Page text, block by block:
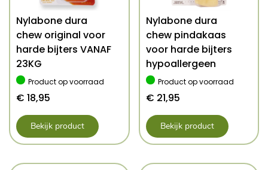
Nylabone dura
chew original voor
harde bijters VANAF
23KG
Product op voorraad
€ 18,95
Bekijk product
Nylabone dura
chew pindakaas
voor harde bijters
hypoallergeen
Product op voorraad
€ 21,95
Bekijk product